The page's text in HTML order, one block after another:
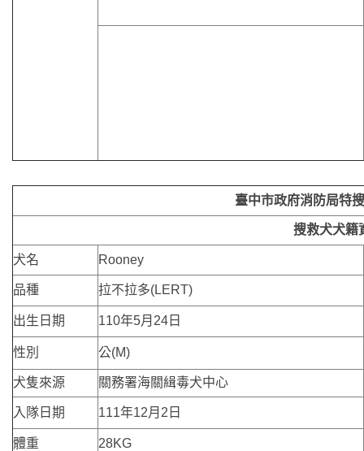
臺中市政府消防局特
搜救犬犬籍
犬名 Rooney
品種 拉不拉多(LERT)
出生日期 110年5月24日
性別 公(M)
犬隻來源 關務署海關緝毒犬中心
入隊日期 111年12月2日
體重 28KG